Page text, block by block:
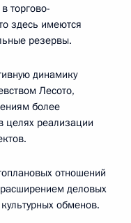
торгово-
здесь имеются
резервы.
динамику
Лесото,
более
целях реализации
отношений
деловых
обменов.